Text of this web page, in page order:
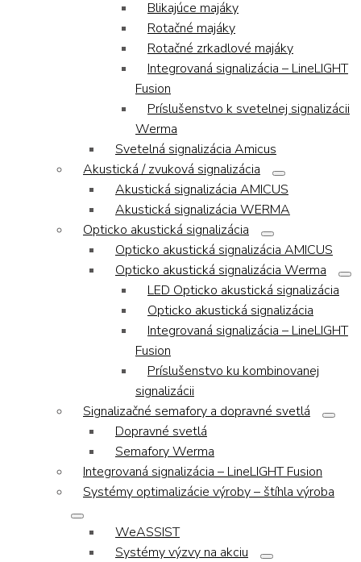
Blikajúce majáky
Rotačné majáky
Rotačné zrkadlové majáky
Integrovaná signalizácia – LineLIGHT
Fusion
Príslušenstvo k svetelnej signalizácii
Werma
Svetelná signalizácia Amicus
Akustická / zvuková signalizácia
Akustická signalizácia AMICUS
Akustická signalizácia WERMA
Opticko akustická signalizácia
Opticko akustická signalizácia AMICUS
Opticko akustická signalizácia Werma
LED Opticko akustická signalizácia
Opticko akustická signalizácia
Integrovaná signalizácia – LineLIGHT
Fusion
Príslušenstvo ku kombinovanej
signalizácii
Signalizačné semafory a dopravné svetlá
Dopravné svetlá
Semafory Werma
Integrovaná signalizácia – LineLIGHT Fusion
Systémy optimalizácie výroby – štíhla výroba
WeASSIST
Systémy výzvy na akciu